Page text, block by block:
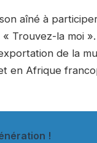
aîné à
Trouvez-la moi
de la
en Afrique
!